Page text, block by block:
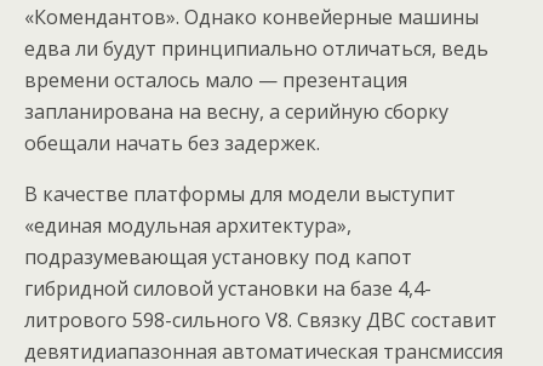
«Комендантов». Однако конвейерные машины
едва ли будут принципиально отличаться, ведь
времени осталось мало — презентация
запланирована на весну, а серийную сборку
обещали начать без задержек.
В качестве платформы для модели выступит
«единая модульная архитектура»,
подразумевающая установку под капот
гибридной силовой установки на базе 4,4-
литрового 598-сильного V8. Связку ДВС составит
девятидиапазонная автоматическая трансмиссия